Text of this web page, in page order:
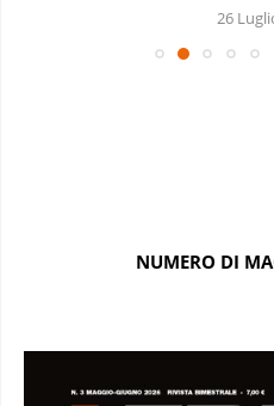
26
NUMERO DI